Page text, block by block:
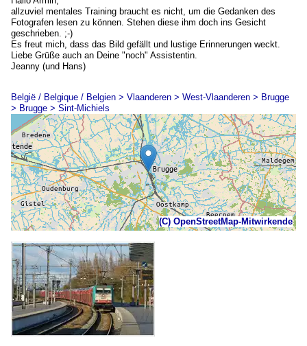
allzuviel mentales Training braucht es nicht, um die Gedanken des
Fotografen lesen zu können. Stehen diese ihm doch ins Gesicht
geschrieben. ;-)
Es freut mich, dass das Bild gefällt und lustige Erinnerungen weckt.
Liebe Grüße auch an Deine "noch" Assistentin.
Jeanny (und Hans)
België / Belgique / Belgien > Vlaanderen > West-Vlaanderen > Brugge
> Brugge > Sint-Michiels
(C) OpenStreetMap-Mitwirkende